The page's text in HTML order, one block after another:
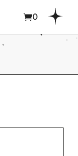
0